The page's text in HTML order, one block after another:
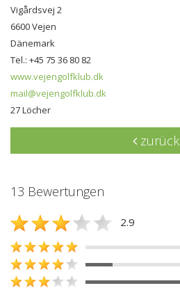
Vigårdsvej 2
6600 Vejen
Dänemark
Tel.: +45 75 36 80 82
www.vejengolfklub.dk
mail@vejengolfklub.dk
27 Löcher
zurück
13 Bewertungen
2.9